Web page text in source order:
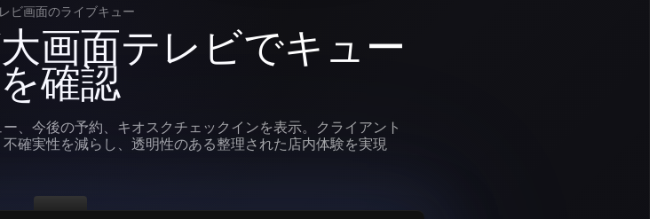
ビ画面のライブキュー
画面テレビでキュー
を確認
、今後の予約、キオスクチェックインを表示。クライアント
確実性を減らし、透明性のある整理された店内体験を実現